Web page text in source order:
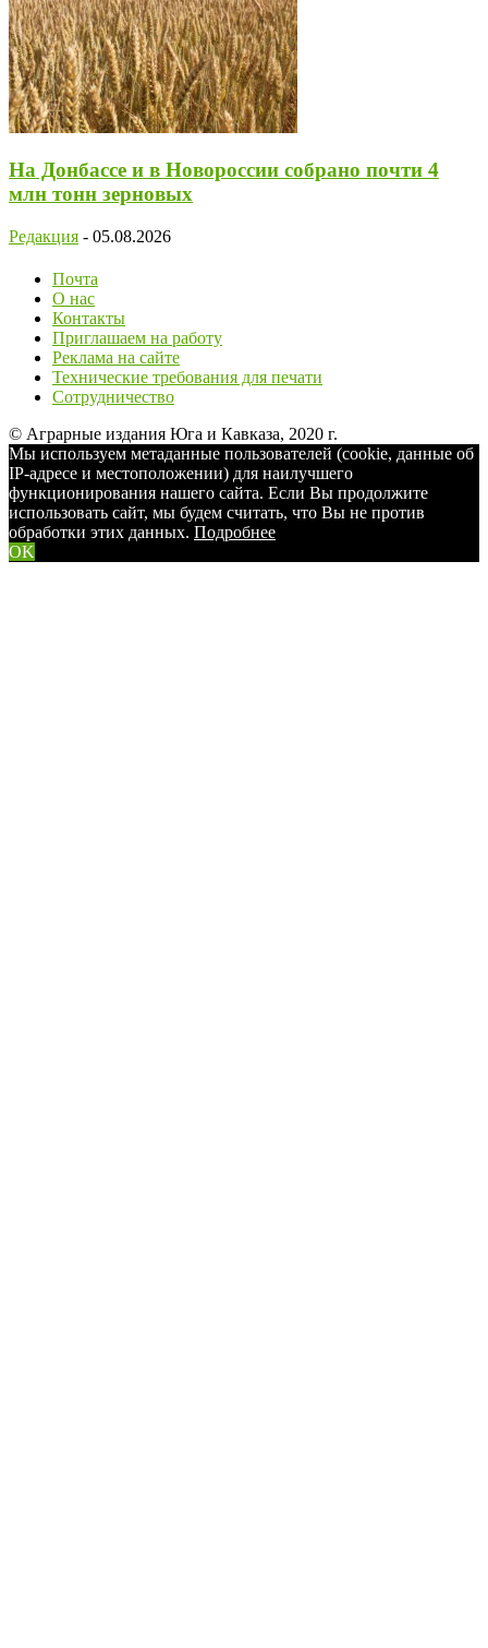
На Донбассе и в Новороссии собрано почти 4
млн тонн зерновых
Редакция - 05.08.2026
Почта
О нас
Контакты
Приглашаем на работу
Реклама на сайте
Технические требования для печати
Сотрудничество
© Аграрные издания Юга и Кавказа, 2020 г.
Мы используем метаданные пользователей (cookie, данные об
IP-адресе и местоположении) для наилучшего
функционирования нашего сайта. Если Вы продолжите
использовать сайт, мы будем считать, что Вы не против
обработки этих данных. Подробнее
OK